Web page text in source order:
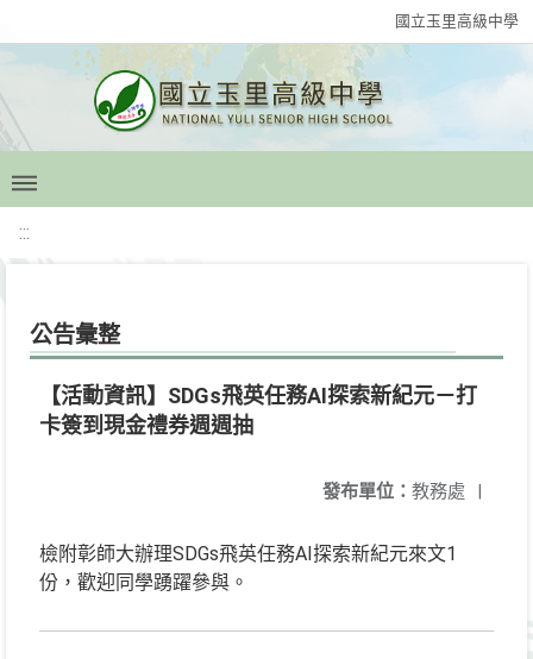
國立玉里高級中學
:::
公告彙整
【活動資訊】SDGs飛英任務AI探索新紀元－打
卡簽到現金禮券週週抽
發布單位： 教務處 |
檢附彰師大辦理SDGs飛英任務AI探索新紀元來文1
份，歡迎同學踴躍參與。